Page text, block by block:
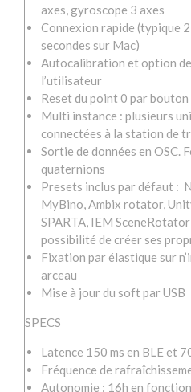
axes, gyroscope 3 axes
Connexion rapide (typique
secondes sur Mac)
Autocalibration et option
l’utilisateur
Reset du point 0 par bouton
Multi instance : plusieurs
connectées à la station de
Sortie de données en OSC.
quaternions
Presets inclus par défaut :
MyBino, Ambix rotator,
SPARTA, IEM
possibilité de créer ses
Fixation par élastique sur
arceau
Mise à jour du soft par USB
SPECS
Latence 150 ms en BLE et
Fréquence de
Autonomie : 16h en